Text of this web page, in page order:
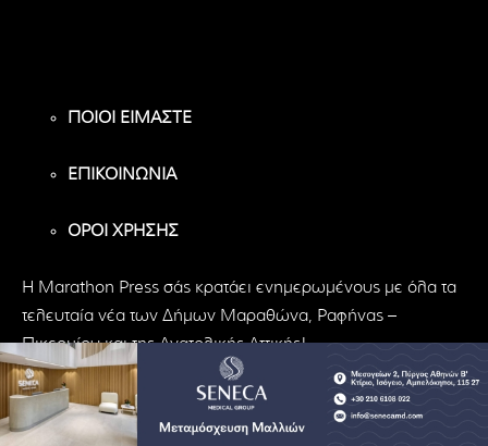
ΠΟΙΟΙ ΕΙΜΑΣΤΕ
ΕΠΙΚΟΙΝΩΝΙΑ
ΟΡΟΙ ΧΡΗΣΗΣ
H Marathon Press σάς κρατάει ενημερωμένους με όλα τα
τελευταία νέα των Δήμων Μαραθώνα, Ραφήνας –
Πικερμίου και της Ανατολικής Αττικής!
© Marathon Press | All Rights Reserved